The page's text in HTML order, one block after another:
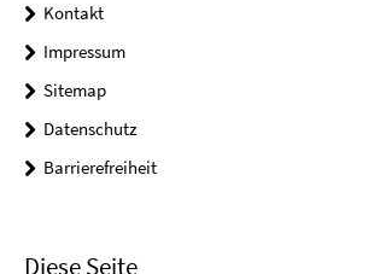
Kontakt
Impressum
Sitemap
Datenschutz
Barrierefreiheit
Diese Seite